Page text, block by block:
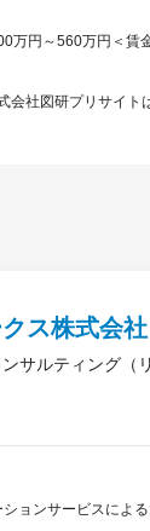
万円～560万円＜賃
会社図研プリサイト
ス株式会社
ンサルティング
ションサービスによ